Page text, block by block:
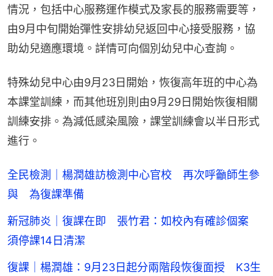
情況，包括中心服務運作模式及家長的服務需要等，
由9月中旬開始彈性安排幼兒返回中心接受服務，協
助幼兒適應環境。詳情可向個別幼兒中心查詢。
特殊幼兒中心由9月23日開始，恢復高年班的中心為
本課堂訓練，而其他班別則由9月29日開始恢復相關
訓練安排。為減低感染風險，課堂訓練會以半日形式
進行。
全民檢測｜楊潤雄訪檢測中心官校 再次呼籲師生參
與 為復課準備
新冠肺炎｜復課在即 張竹君：如校內有確診個案
須停課14日清潔
復課｜楊潤雄：9月23日起分兩階段恢復面授 K3生